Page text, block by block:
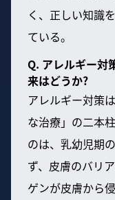
く、正しい知識
ている。
Q. アレルギー対
来はどうか?
アレルギー対策
な治療」の二本
のは、乳幼児期
ず、皮膚のバリ
ゲンが皮膚から